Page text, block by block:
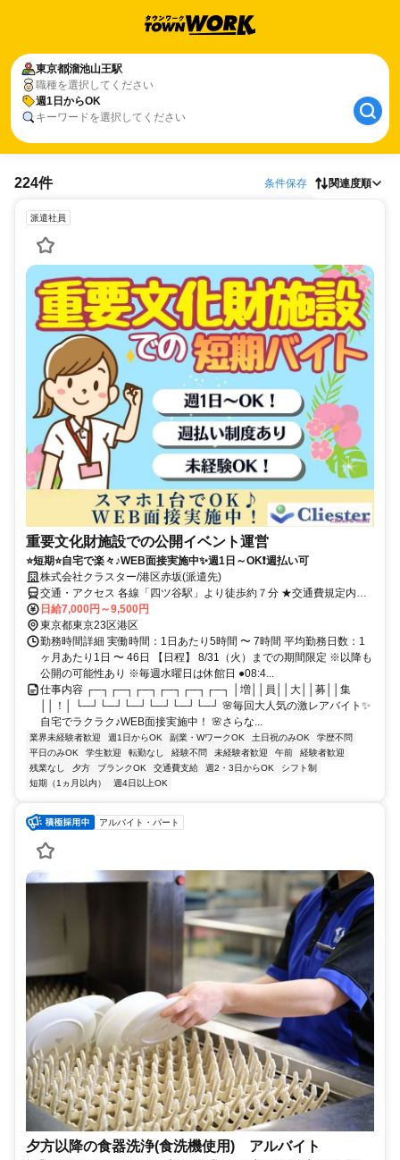
東京都溜池山王駅
職種を選択してください
週1日からOK
キーワードを選択してください
224件 条件保存 関連度順
派遣社員
重要文化財施設での公開イベント運営
⭐短期⭐自宅で楽々♪WEB面接実施中✨週1日～OK❗週払い可
株式会社クラスター/港区赤坂(派遣先)
交通・アクセス 各線「四ツ谷駅」より徒歩約７分 ★交通費規定内支
給
日給7,000円～9,500円
東京都東京23区港区
勤務時間詳細 実働時間：1日あたり5時間 〜 7時間 平均勤務日数：1
ヶ月あたり1日 〜 46日 【日程】 8/31（火）までの期間限定 ※以降も
公開の可能性あり ※毎週水曜日は休館日 ●08:4...
仕事内容 ┌─┐┌─┐┌─┐┌─┐┌─┐┌─┐ │増││員││大││募││集
││！│ └─┘└─┘└─┘└─┘└─┘└─┘ 🌸毎回大人気の激レアバイト✨
自宅でラクラク♪WEB面接実施中！ 🌸さらな...
業界未経験者歓迎 週1日からOK 副業・WワークOK 土日祝のみOK
学歴不問
平日のみOK
学生歓迎 転勤なし 経験不問 未経験者歓迎 午前
経験者歓迎
残業なし
夕方 ブランクOK 交通費支給 週2・3日からOK
シフト制
短期（1ヵ月以内）
週4日以上OK
アルバイト・パート
夕方以降の食器洗浄(食洗機使用) アルバイト